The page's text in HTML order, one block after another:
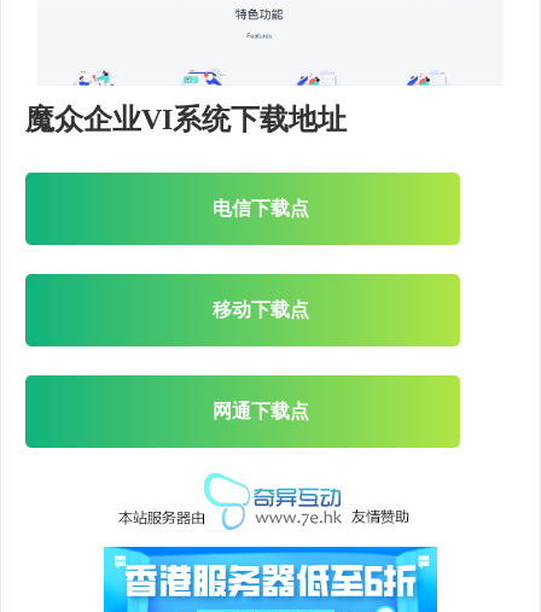
魔众企业VI系统下载地址
电信下载点
移动下载点
网通下载点